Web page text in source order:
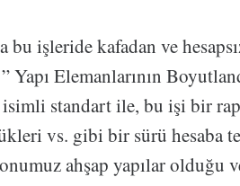
bu işleride kafadan ve
Yapı Elemanlarının
standart ile, bu işi bir
vs. gibi bir sürü hesaba
ahşap yapılar olduğu